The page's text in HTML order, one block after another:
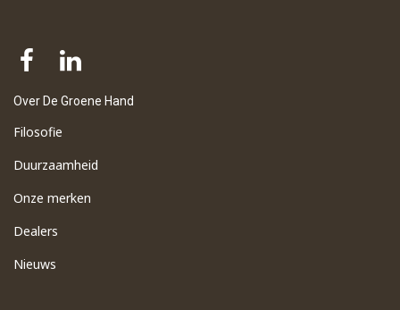
Over De Groene Hand
Filosofie
Duurzaamheid
Onze merken
Dealers
Nieuws